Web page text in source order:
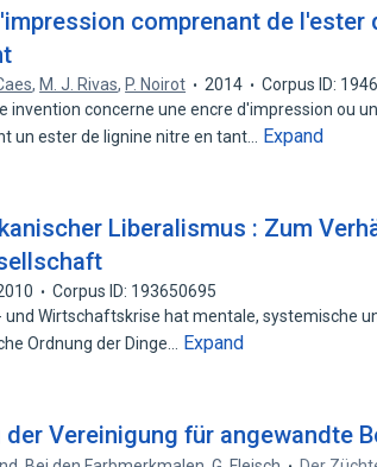
comprenant de l'ester
, M. J. Rivas, P. Noirot 2014
Corpus ID:
invention concerne une encre d'impression ou
un ester de lignine nitre en tant…
Expand
Liberalismus : Zum
Corpus ID: 193650695
und Wirtschaftskrise hat mentale, systemische
Ordnung der Dinge…
Expand
der Vereinigung für angewandte